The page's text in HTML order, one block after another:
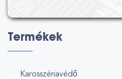
Termékek
Karosszériavédő